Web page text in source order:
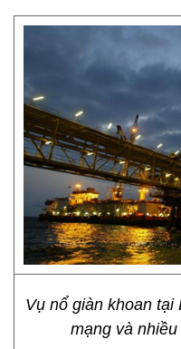
Vụ nổ giàn khoan
mạng và